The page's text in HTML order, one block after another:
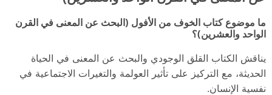
ما موضوع كتاب الخوف من الأفول (البحث عن المعنى في القرن
الواحد والعشرين)؟
يناقش الكتاب القلق الوجودي والبحث عن المعنى في الحياة
الحديثة، مع التركيز على تأثير العولمة والتغيرات الاجتماعية في
نفسية الإنسان.